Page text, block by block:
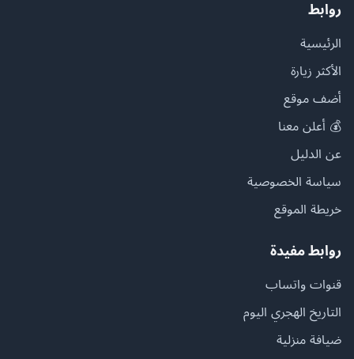
روابط
الرئيسية
الأكثر زيارة
أضف موقع
💰 أعلن معنا
عن الدليل
سياسة الخصوصية
خريطة الموقع
روابط مفيدة
قنوات واتساب
التاريخ الهجري اليوم
ضيافة منزلية